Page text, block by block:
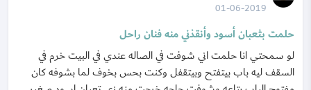
01-06-2019
حلمت بثعبان أسود وأنقذني منه فنان راحل
لو سمحتي انا حلمت اني شوفت في الصاله عندي في البيت خرم في
السقف ليه باب بيتفتح وبيتقفل وكنت بحس بخوف لما بشوفه كان